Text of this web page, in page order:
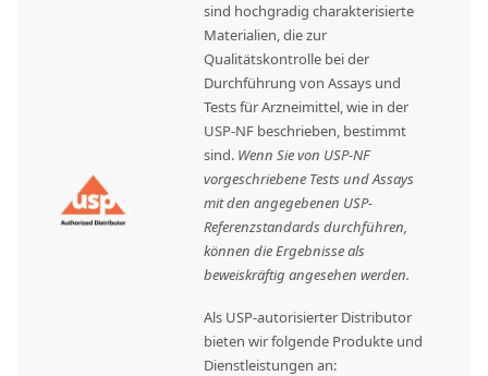
sind hochgradig charakterisierte
Materialien, die zur
Qualitätskontrolle bei der
Durchführung von Assays und
Tests für Arzneimittel, wie in der
USP-NF beschrieben, bestimmt
sind. Wenn Sie von USP-NF
vorgeschriebene Tests und Assays
mit den angegebenen USP-
Referenzstandards durchführen,
können die Ergebnisse als
beweiskräftig angesehen werden.
Als USP-autorisierter Distributor
bieten wir folgende Produkte und
Dienstleistungen an: